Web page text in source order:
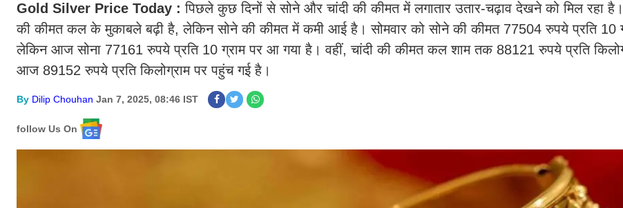
Gold Silver Price Today :पिछले कुछ दिनों से सोने और चांदी की कीमत में लगातार उतार-चढ़ाव देखने को मिल रहा
की कीमत कल के मुकाबले बढ़ी है, लेकिन सोने की कीमत में कमी आई है। सोमवार को सोने की कीमत 77504 रुपये प्रति 10
लेकिन आज सोना 77161 रुपये प्रति 10 ग्राम पर आ गया है। वहीं, चांदी की कीमत कल शाम तक 88121 रुपये प्रति
आज 89152 रुपये प्रति किलोग्राम पर पहुंच गई है।
By Dilip Chouhan Jan 7, 2025, 08:46 IST
follow Us On